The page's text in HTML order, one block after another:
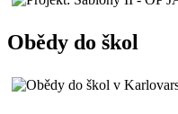
Obědy do škol